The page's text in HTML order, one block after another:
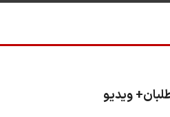
ویدیو